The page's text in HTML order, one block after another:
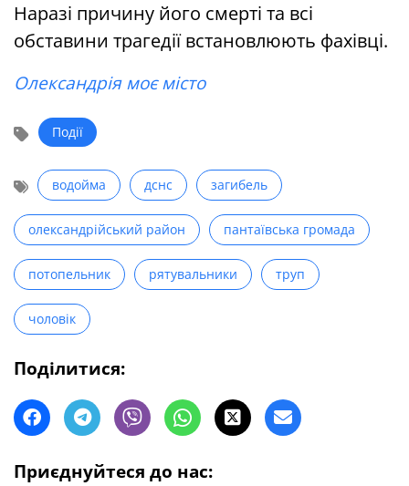
Наразі причину його смерті та всі
обставини трагедії встановлюють фахівці.
Олександрія моє місто
Події
водойма дснс загибель
олександрійський район пантаївська громада
потопельник рятувальники труп
чоловік
Поділитися:
Приєднуйтеся до нас: